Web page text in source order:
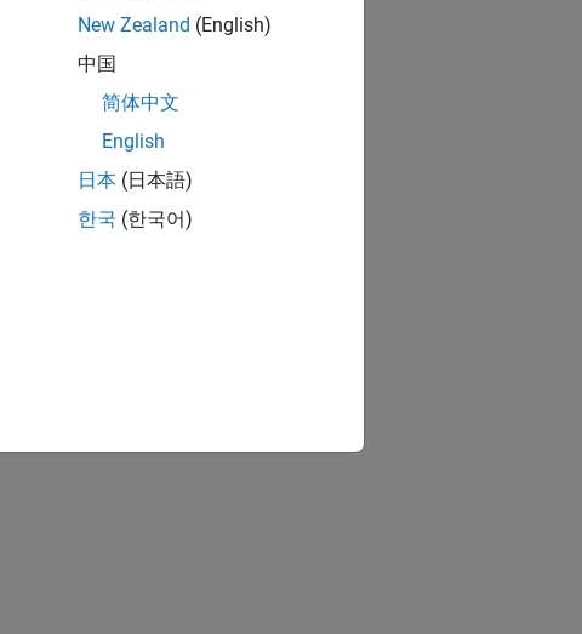
New Zealand (English)
中国
简体中文
English
日本 (日本語)
한국 (한국어)